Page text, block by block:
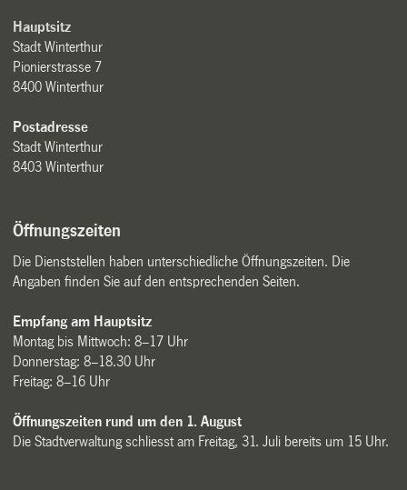
Hauptsitz
Stadt Winterthur
Pionierstrasse 7
8400 Winterthur
Postadresse
Stadt Winterthur
8403 Winterthur
Öffnungszeiten
Die Dienststellen haben unterschiedliche Öffnungszeiten. Die
Angaben finden Sie auf den entsprechenden Seiten.
Empfang am Hauptsitz
Montag bis Mittwoch: 8–17 Uhr
Donnerstag: 8–18.30 Uhr
Freitag: 8–16 Uhr
Öffnungszeiten rund um den 1. August
Die Stadtverwaltung schliesst am Freitag, 31. Juli bereits um 15 Uhr.